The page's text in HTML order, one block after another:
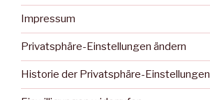
Impressum
Privatsphäre-Einstellungen ändern
Historie der Privatsphäre-Einstellungen